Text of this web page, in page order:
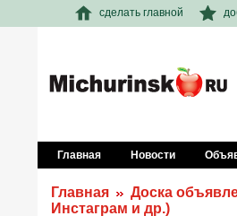
сделать главной
Главная Новости
Главная Доска
Инстаграм и др.)